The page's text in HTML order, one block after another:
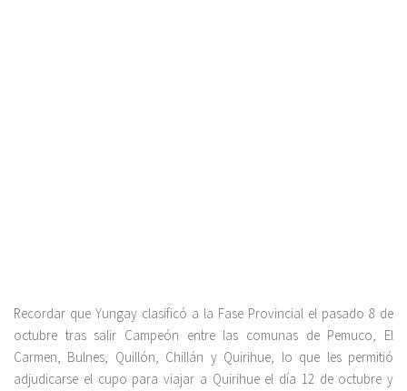
Recordar que Yungay clasificó a la Fase Provincial el pasado 8 de
octubre tras salir Campeón entre las comunas de Pemuco, El
Carmen, Bulnes, Quillón, Chillán y Quirihue, lo que les permitió
adjudicarse el cupo para viajar a Quirihue el día 12 de octubre y